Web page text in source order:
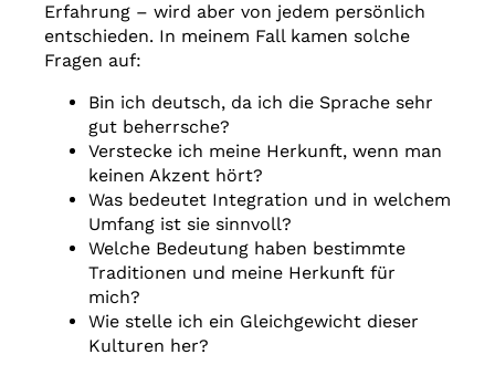
Erfahrung – wird aber von jedem persönlich
entschieden. In meinem Fall kamen solche
Fragen auf:
Bin ich deutsch, da ich die Sprache sehr
gut beherrsche?
Verstecke ich meine Herkunft, wenn man
keinen Akzent hört?
Was bedeutet Integration und in welchem
Umfang ist sie sinnvoll?
Welche Bedeutung haben bestimmte
Traditionen und meine Herkunft für
mich?
Wie stelle ich ein Gleichgewicht dieser
Kulturen her?